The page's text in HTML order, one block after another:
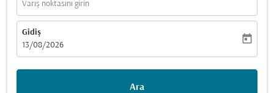
Varış noktasını girin
Gidiş
fc-booking-departure-date-aria-label
13/08/2026
today
Ara